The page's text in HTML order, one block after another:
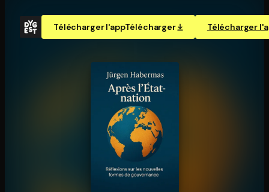
Télécharger l'appTélécharger Télécharger